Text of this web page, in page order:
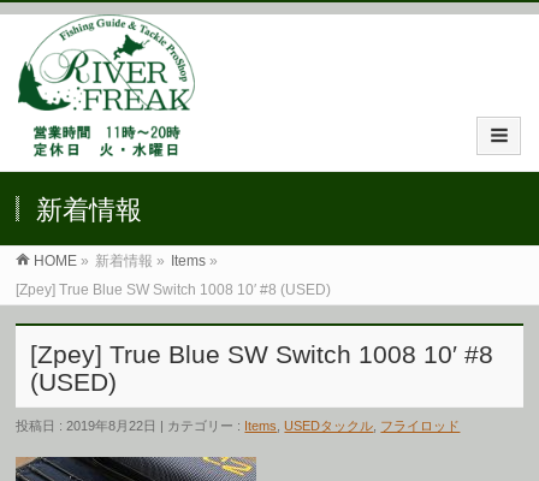
新着情報
HOME » 新着情報 » Items »
[Zpey] True Blue SW Switch 1008 10′ #8 (USED)
[Zpey] True Blue SW Switch 1008 10′ #8
(USED)
投稿日 : 2019年8月22日 | カテゴリー : Items ,USEDタックル フライロッド